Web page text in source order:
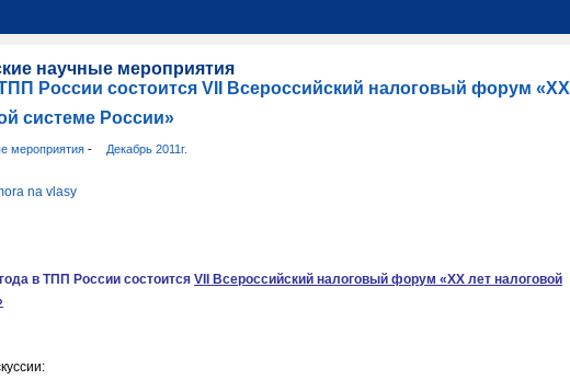
научные мероприятия
ТПП России состоится VII Всероссийский налоговый форум «XX
системе России»
мероприятия- Декабрь 2011г.
na vlasy
в ТПП России состоитсяV I Всероссийский налоговый форум «XX лет налоговой